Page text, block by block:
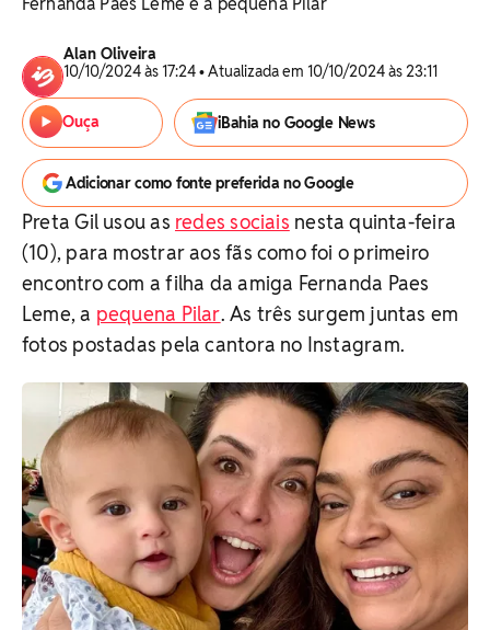
Alan Oliveira
10/10/2024 às 17:24 • Atualizada em 10/10/2024 às 23:11
Ouça iBahia no Google News
Adicionar como fonte preferida no Google
Preta Gil usou as redes sociais nesta quinta-feira
(10), para mostrar aos fãs como foi o primeiro
encontro com a filha da amiga Fernanda Paes
Leme, a pequena Pilar. As três surgem juntas em
fotos postadas pela cantora no Instagram.